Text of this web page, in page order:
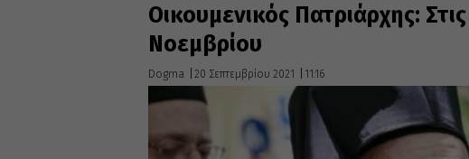
Οικουμενικός Πατριάρχης:
Νοεμβρίου
Dogma 20 Σεπτεμβρίου 2021 11:16